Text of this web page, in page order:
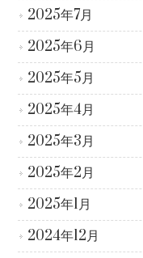
2025年7月
2025年6月
2025年5月
2025年4月
2025年3月
2025年2月
2025年1月
2024年12月